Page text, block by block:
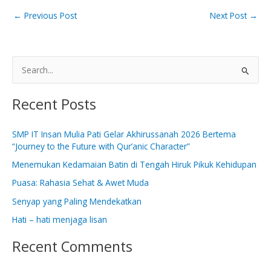
← Previous Post Next Post →
a
c
h
f
o
r
:
Recent Posts
SMP IT Insan Mulia Pati Gelar Akhirussanah 2026 Bertema
“Journey to the Future with Qur’anic Character”
Menemukan Kedamaian Batin di Tengah Hiruk Pikuk Kehidupan
Puasa: Rahasia Sehat & Awet Muda
Senyap yang Paling Mendekatkan
Hati – hati menjaga lisan
Recent Comments